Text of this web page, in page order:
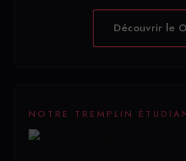
Découvrir le
NOTRE TREMPLIN